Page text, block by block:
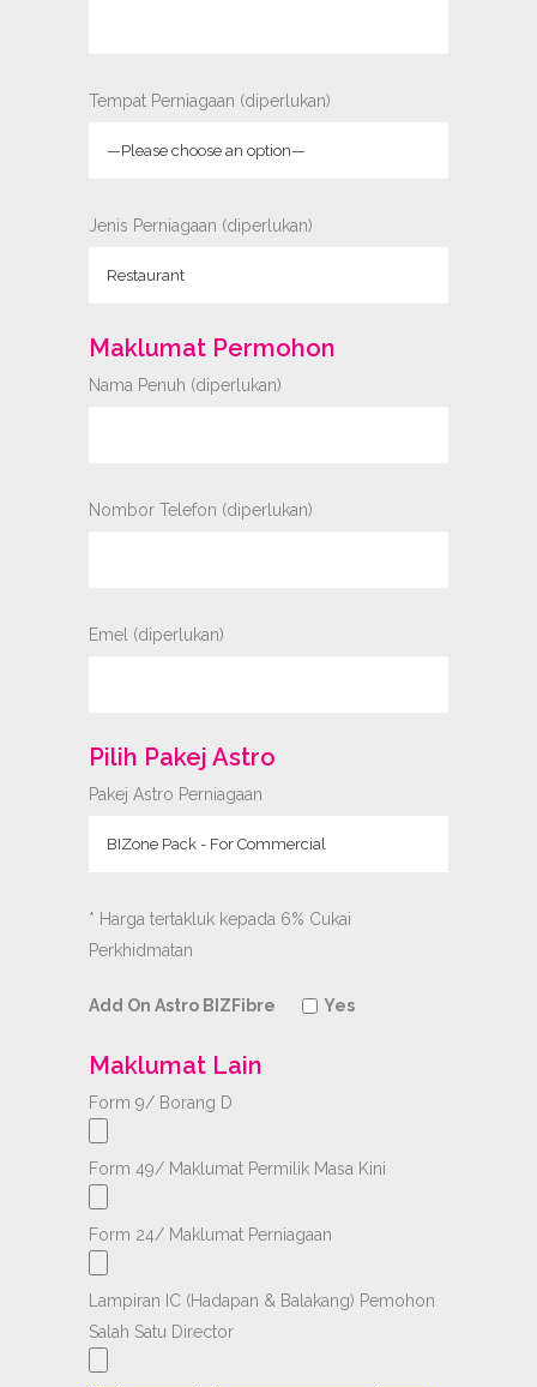
Tempat Perniagaan (diperlukan)
Jenis Perniagaan (diperlukan)
Maklumat Permohon
Nama Penuh (diperlukan)
Nombor Telefon (diperlukan)
Emel (diperlukan)
Pilih Pakej Astro
Pakej Astro Perniagaan
* Harga tertakluk kepada 6% Cukai
Perkhidmatan
Add On Astro BIZFibre Yes
Maklumat Lain
Form 9/ Borang D
Form 49/ Maklumat Permilik Masa Kini
Form 24/ Maklumat Perniagaan
Lampiran IC (Hadapan & Balakang) Pemohon
Salah Satu Director